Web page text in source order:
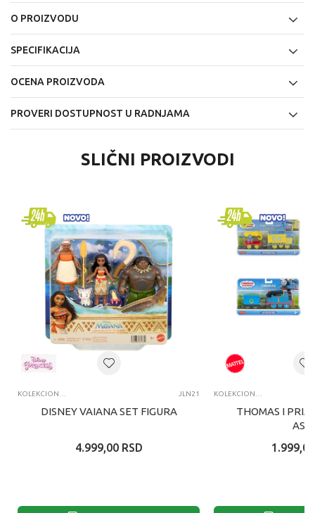
O PROIZVODU
SPECIFIKACIJA
OCENA PROIZVODA
PROVERI DOSTUPNOST U RADNJAMA
SLIČNI PROIZVODI
KOLEKCIONARSKE FIGURE I SETOVI JLN21
DISNEY VAIANA SET FIGURA
4.999,00 RSD
KOLEKCIONARSKE FIGURE I SETOVI
THOMAS I
1.999,00